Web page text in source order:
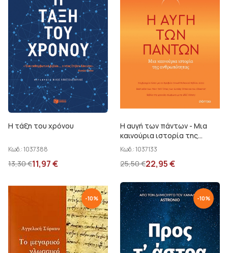
Η τάξη του χρόνου
Κωδ.:1037388
13,30€11,97€
Η αυγή των πάντων - Μια
καινούρια ιστορία της
ανθρωπότητας
Κωδ.:1037133
25,50€22,95€
-10% -10%